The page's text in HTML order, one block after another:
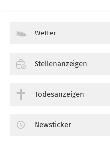
Wetter
Stellenanzeigen
Todesanzeigen
Newsticker